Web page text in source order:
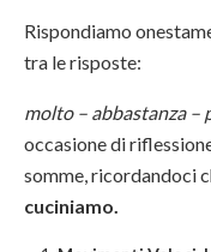
Rispondiamo
tra le risposte:
molto – abbastanza –
occasione di
somme, ricordandoci
cuciniamo.